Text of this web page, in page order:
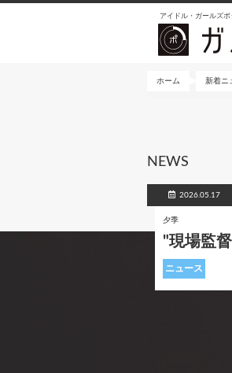
アイドル・ガールズ
ホーム 新着ニ
NEWS
2026.05.17
夕季
"現場監
ニュース